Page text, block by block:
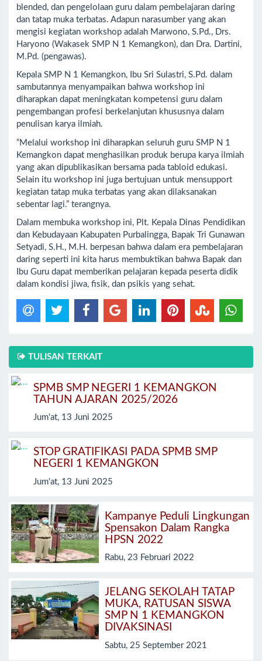
blended, dan pengelolaan guru dalam pembelajaran daring
dan tatap muka terbatas. Adapun narasumber yang akan
mengisi kegiatan workshop adalah Marwono, S.Pd., Drs.
Haryono (Wakasek SMP N 1 Kemangkon), dan Dra. Dartini,
M.Pd. (pengawas).
Kepala SMP N 1 Kemangkon, Ibu Sri Sulastri, S.Pd. dalam
sambutannya menyampaikan bahwa workshop ini
diharapkan dapat meningkatan kompetensi guru dalam
pengembangan profesi berkelanjutan khususnya dalam
penulisan karya ilmiah.
“Melalui workshop ini diharapkan seluruh guru SMP N 1
Kemangkon dapat menghasilkan produk berupa karya ilmiah
yang akan dipublikasikan bersama pada tabloid edukasi.
Selain itu workshop ini juga bertujuan untuk mensupport
kegiatan tatap muka terbatas yang akan dilaksanakan
sebentar lagi.” terangnya.
Dalam membuka workshop ini, Plt. Kepala Dinas Pendidikan
dan Kebudayaan Kabupaten Purbalingga, Bapak Tri Gunawan
Setyadi, S.H., M.H. berpesan bahwa dalam era pembelajaran
daring seperti ini kita harus membuktikan bahwa Bapak dan
Ibu Guru dapat memberikan pelajaran kepada peserta didik
dalam kondisi jiwa, fisik, dan psikis yang sehat.
TULISAN TERKAIT
SPMB SMP NEGERI 1 KEMANGKON
TAHUN AJARAN 2025/2026
Jum'at, 13 Juni 2025
STOP GRATIFIKASI PADA SPMB SMP
NEGERI 1 KEMANGKON
Jum'at, 13 Juni 2025
Kampanye Peduli Lingkungan
Spensakon Dalam Rangka
HPSN 2022
Rabu, 23 Februari 2022
JELANG SEKOLAH TATAP
MUKA, RATUSAN SISWA
SMP N 1 KEMANGKON
DIVAKSINASI
Sabtu, 25 September 2021